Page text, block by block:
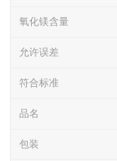
氧化镁含量
允许误差
符合标准
品名
包装